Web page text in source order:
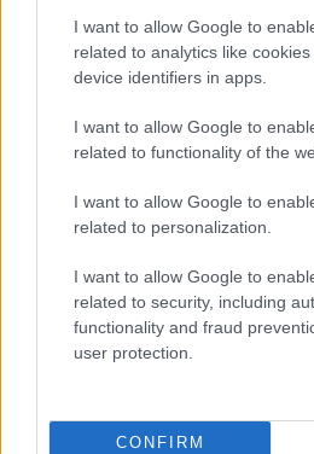
I want to allow Google to
related to analytics like
device identifiers in apps.
I want to allow Google to
related to functionality of the
I want to allow Google to
related to personalization.
I want to allow Google to
related to security, including
functionality and fraud
user protection.
CONFIRM
Γιάνης Βαρουφάκης στο
ένα συστημα για τους